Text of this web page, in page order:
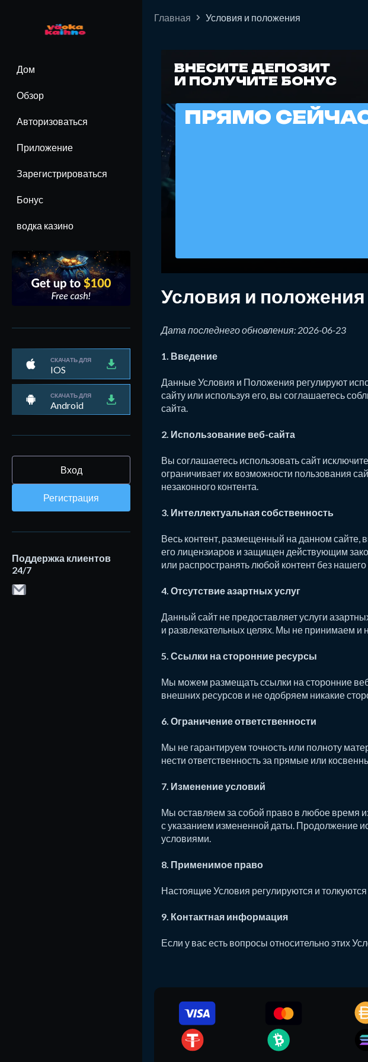
Дом
Обзор
Авторизоваться
Приложение
Зарегистрироваться
Бонус
водка казино
СКАЧАТЬ ДЛЯ
IOS
СКАЧАТЬ ДЛЯ
Android
Вход
Регистрация
Поддержка клиентов
24/7
Главная Условия и положения
ВНЕСИТЕ ДЕПОЗИТ
И ПОЛУЧИТЕ БОНУС
ПРЯМО
Условия и положения
Дата последнего обновления: 2026-06-23
1. Введение
Данные Условия и Положения регулируют
сайту или используя его, вы соглашаетесь
сайта.
2. Использование веб-сайта
Вы соглашаетесь использовать сайт
ограничивает их возможности пользования
незаконного контента.
3. Интеллектуальная собственность
Весь контент, размещенный на данном сайте,
его лицензиаров и защищен действующим
или распространять любой контент без
4. Отсутствие азартных услуг
Данный сайт не предоставляет услуги
и развлекательных целях. Мы не принимаем и
5. Ссылки на сторонние ресурсы
Мы можем размещать ссылки на сторонние
внешних ресурсов и не одобряем никакие
6. Ограничение ответственности
Мы не гарантируем точность или полноту
нести ответственность за прямые или
7. Изменение условий
Мы оставляем за собой право в любое время
с указанием измененной даты. Продолжение
условиями.
8. Применимое право
Настоящие Условия регулируются и
9. Контактная информация
Если у вас есть вопросы относительно этих